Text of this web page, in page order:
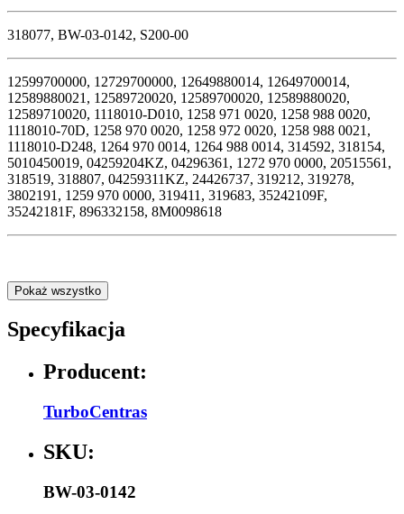
318077, BW-03-0142, S200-00
12599700000, 12729700000, 12649880014, 12649700014,
12589880021, 12589720020, 12589700020, 12589880020,
12589710020, 1118010-D010, 1258 971 0020, 1258 988 0020,
1118010-70D, 1258 970 0020, 1258 972 0020, 1258 988 0021,
1118010-D248, 1264 970 0014, 1264 988 0014, 314592, 318154,
5010450019, 04259204KZ, 04296361, 1272 970 0000, 20515561,
318519, 318807, 04259311KZ, 24426737, 319212, 319278,
3802191, 1259 970 0000, 319411, 319683, 35242109F,
35242181F, 896332158, 8M0098618
Pokaż wszystko
Specyfikacja
Producent:
TurboCentras
SKU:
BW-03-0142